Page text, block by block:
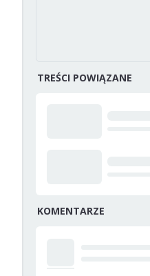
TREŚCI POWIĄZANE
KOMENTARZE